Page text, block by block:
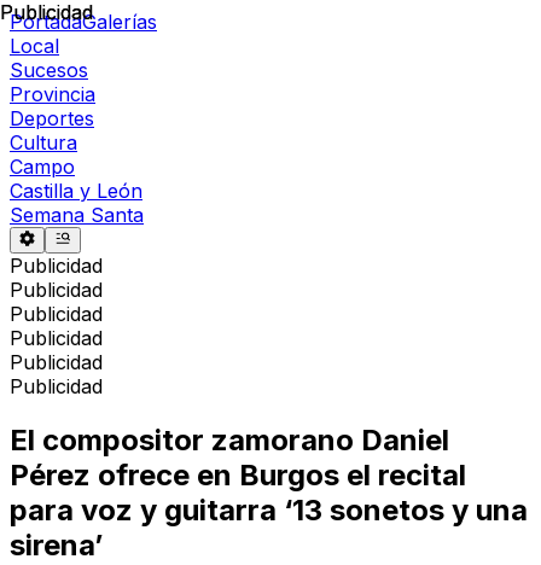
PortadaGalerías
Local
Sucesos
Provincia
Deportes
Cultura
Campo
Castilla y León
Semana Santa
Publicidad
Publicidad
Publicidad
Publicidad
Publicidad
Publicidad
Publicidad
El compositor zamorano Daniel
Pérez ofrece en Burgos el recital
para voz y guitarra ‘13 sonetos y una
sirena’
Publicidad